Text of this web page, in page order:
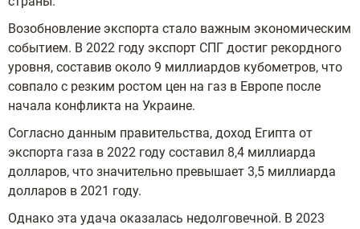
Возобновление экспорта стало важным экономическим
событием. В 2022 году экспорт СПГ достиг рекордного
уровня, составив около 9 миллиардов кубометров, что
совпало с резким ростом цен на газ в Европе после
начала конфликта на Украине.
Согласно данным правительства, доход Египта от
экспорта газа в 2022 году составил 8,4 миллиарда
долларов, что значительно превышает 3,5 миллиарда
долларов в 2021 году.
Однако эта удача оказалась недолговечной. В 2023